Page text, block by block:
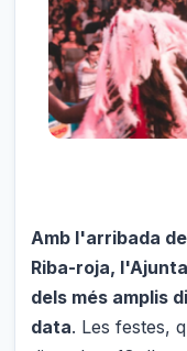
Amb l'arribada
Riba-roja,
dels més amplis
data. Les festes,